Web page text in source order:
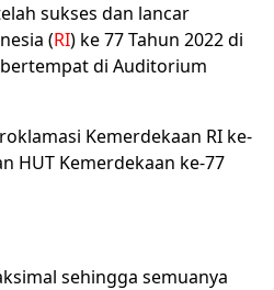
sukses dan lancar
(RI) ke 77 Tahun 2022 di
bertempat di Auditorium
Kemerdekaan RI ke-
HUT Kemerdekaan ke-77
sehingga semuanya